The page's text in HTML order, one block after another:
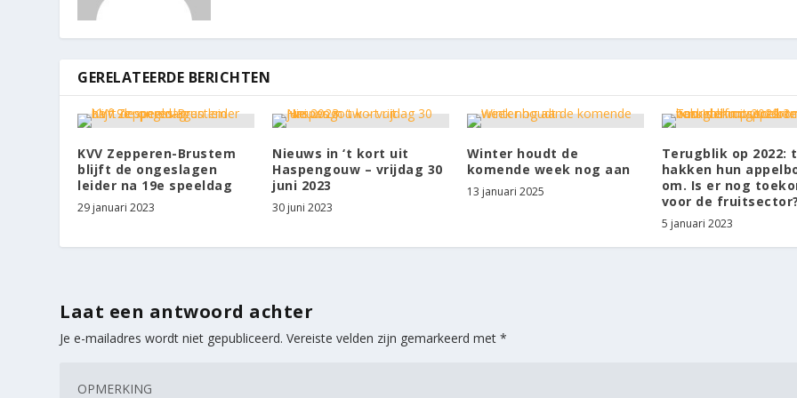
GERELATEERDE BERICHTEN
KVV Zepperen-Brustem
blijft de ongeslagen
leider na 19e speeldag
29 januari 2023
Nieuws in ‘t kort uit
Haspengouw – vrijdag 30
juni 2023
30 juni 2023
Winter houdt de
komende week nog aan
13 januari 2025
Terugblik op 2022:
hakken hun
om. Is er nog
voor de fruitsector?
5 januari 2023
Laat een antwoord achter
Je e-mailadres wordt niet gepubliceerd. Vereiste velden zijn gemarkeerd met*